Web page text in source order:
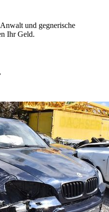
und gegnerische
Ihr Geld.